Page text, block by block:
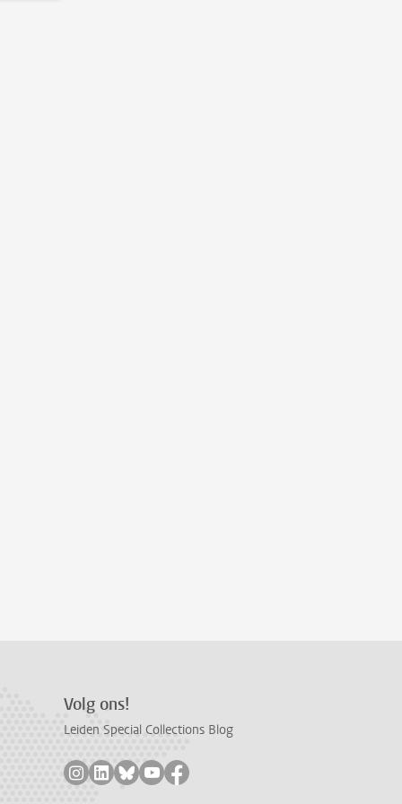
Volg ons!
Leiden Special Collections Blog
Volg ons op instagram
Volg ons op linkedin
Volg ons op bluesky
Volg ons op youtube